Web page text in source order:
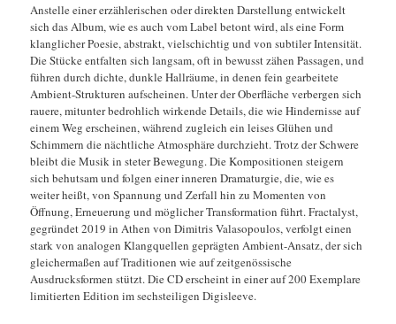
Anstelle einer erzählerischen oder direkten Darstellung entwickelt
sich das Album, wie es auch vom Label betont wird, als eine Form
klanglicher Poesie, abstrakt, vielschichtig und von subtiler Intensität.
Die Stücke entfalten sich langsam, oft in bewusst zähen Passagen, und
führen durch dichte, dunkle Hallräume, in denen fein gearbeitete
Ambient-Strukturen aufscheinen. Unter der Oberfläche verbergen sich
rauere, mitunter bedrohlich wirkende Details, die wie Hindernisse auf
einem Weg erscheinen, während zugleich ein leises Glühen und
Schimmern die nächtliche Atmosphäre durchzieht. Trotz der Schwere
bleibt die Musik in steter Bewegung. Die Kompositionen steigern
sich behutsam und folgen einer inneren Dramaturgie, die, wie es
weiter heißt, von Spannung und Zerfall hin zu Momenten von
Öffnung, Erneuerung und möglicher Transformation führt. Fractalyst,
gegründet 2019 in Athen von Dimitris Valasopoulos, verfolgt einen
stark von analogen Klangquellen geprägten Ambient-Ansatz, der sich
gleichermaßen auf Traditionen wie auf zeitgenössische
Ausdrucksformen stützt. Die CD erscheint in einer auf 200 Exemplare
limitierten Edition im sechsteiligen Digisleeve.